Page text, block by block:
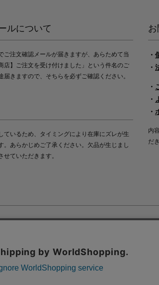
ルについて
ご注文確認メールが届きますが、あらためて当
店】ご注文を受け付けました」という件名のご
届きますので、そちらを必ずご確認ください。
ているため、タイミングにより在庫にズレが生
。あらかじめご了承ください。欠品が生じまし
せていただきます。
・
・
・
・
・
内
だ